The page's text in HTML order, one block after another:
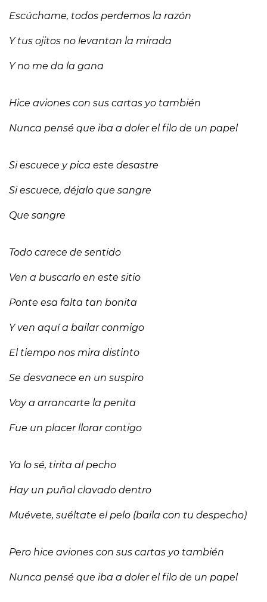
Escúchame, todos perdemos la razón
Y tus ojitos no levantan la mirada
Y no me da la gana
Hice aviones con sus cartas yo también
Nunca pensé que iba a doler el filo de un papel
Si escuece y pica este desastre
Si escuece, déjalo que sangre
Que sangre
Todo carece de sentido
Ven a buscarlo en este sitio
Ponte esa falta tan bonita
Y ven aquí a bailar conmigo
El tiempo nos mira distinto
Se desvanece en un suspiro
Voy a arrancarte la penita
Fue un placer llorar contigo
Ya lo sé, tirita al pecho
Hay un puñal clavado dentro
Muévete, suéltate el pelo (baila con tu despecho)
Pero hice aviones con sus cartas yo también
Nunca pensé que iba a doler el filo de un papel